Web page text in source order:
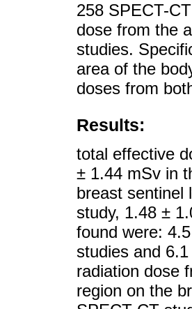
258 SPECT-
dose from the
studies.
area of the
doses from
Results:
total effective
± 1.44 mSv in
breast sentinel
study, 1.48 ±
found were:
studies and
radiation dose
region on the